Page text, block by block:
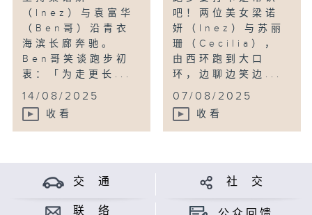
（Inez）与袁富华
（Ben哥）沿青衣
海滨长廊奔驰。
Ben哥笑谈跑步初
衷：「为走更长...
14/08/2025
收看
吧！两位美女梁诺
妍（Inez）与苏丽
珊（Cecilia），
由西环跑到大口
环，边聊边笑边...
07/08/2025
收看
交 通 社 交
联 络